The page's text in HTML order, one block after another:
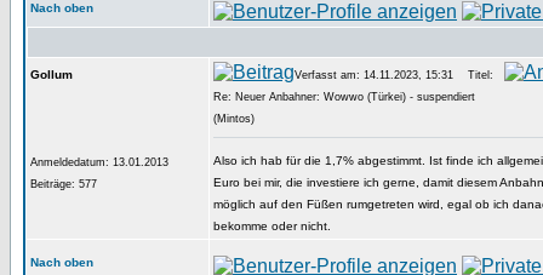
Nach oben
Gollum
Anmeldedatum: 13.01.2013
Beiträge: 577
Verfasst am: 14.11.2023, 15:31
Titel:
Re: Neuer Anbahner: Wowwo (Türkei) - suspendiert
(Mintos)
Also ich hab für die 1,7% abgestimmt. Ist finde ich
Euro bei mir, die investiere ich gerne, damit diesem
möglich auf den Füßen rumgetreten wird, egal ob ich
bekomme oder nicht.
Nach oben